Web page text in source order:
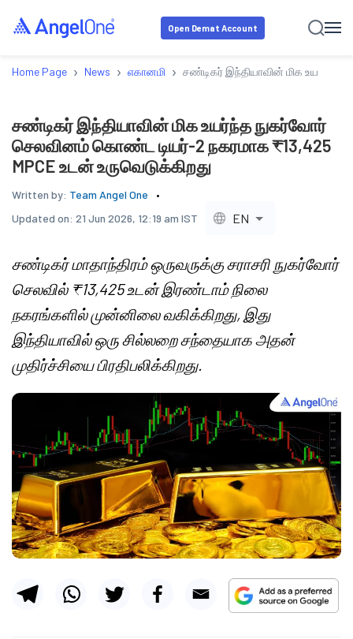
Open Demat Account
Home Page › News › எகானமி › சண்டிகர் இந்தியாவின் மிக உயர்ந்த
சண்டிகர் இந்தியாவின் மிக உயர்ந்த நுகர்வோர்
செலவினம் கொண்ட டியர்-2 நகரமாக ₹13,425
MPCE உடன் உருவெடுக்கிறது
Written by: Team Angel One
Updated on: 21 Jun 2026, 12:19 am IST EN
சண்டிகர் மாதாந்திரம் ஒருவருக்கு சராசரி நுகர்வோர்
செலவில் ₹13,425 உடன் இரண்டாம் நிலை
நகரங்களில் முன்னிலை வகிக்கிறது, இது
இந்தியாவில் ஒரு சில்லறை சந்தையாக அதன்
முதிர்ச்சியை பிரதிபலிக்கிறது.